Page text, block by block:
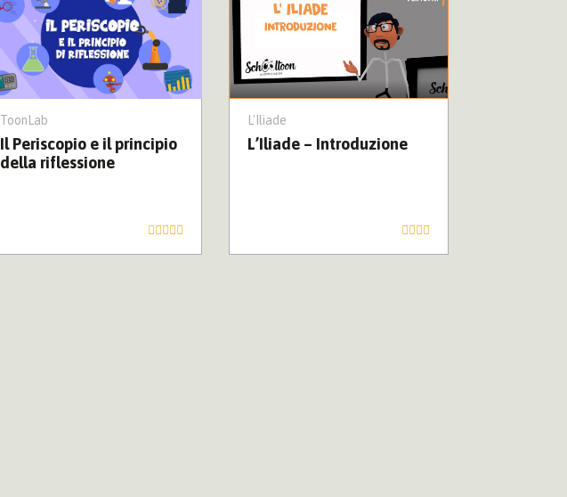
Il Periscopio e il principio
della riflessione
ToonLab
L’Iliade – Introduzione
L'Iliade